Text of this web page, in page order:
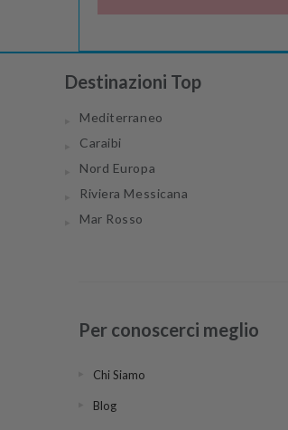
Destinazioni Top
Mediterraneo
Caraibi
Nord Europa
Riviera Messicana
Mar Rosso
Per conoscerci meglio
Chi Siamo
Blog